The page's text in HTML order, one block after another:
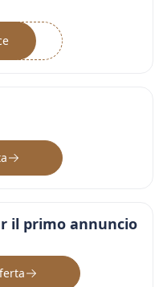
il primo annuncio